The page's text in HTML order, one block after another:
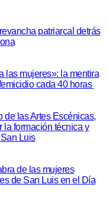
patriarcal detrás
las mujeres»: la mentira
cada 40 horas
de las Artes Escénicas,
la formación técnica y
Luis
de las mujeres
de San Luis en el Día